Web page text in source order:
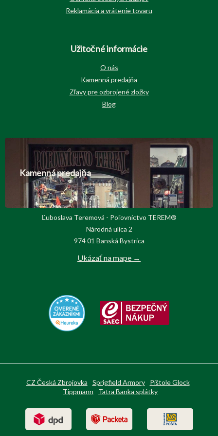
Reklamácia a vrátenie tovaru
Užitočné informácie
O nás
Kamenná predajňa
Zľavy pre ozbrojené zložky
Blog
Kamenná predajňa
Ľuboslava Teremová - Poľovnictvo TEREM®
Národná ulica 2
974 01 Banská Bystrica
Ukázať na mape →
CZ Česká Zbrojovka Sprigfield Armory
Pištole Glock
Tippmann
Tatra Banka splátky